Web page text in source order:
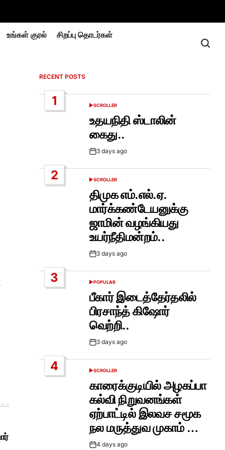
உங்கள் குரல் சிறப்பு தொடர்கள்
RECENT POSTS
1
POSTED
SCROLLER
உதயநிதி ஸ்டாலின்
கைது..
Post3 days ago
2
POSTED
SCROLLER
திமுக எம்.எல்.ஏ.
மார்க்கண்டேயனுக்கு
ஜாமின் வழங்கியது
உயர்நீதிமன்றம்..
Post3 days ago
3
POSTED
POPULAR
பீகார் இடைத்தேர்தலில்
பிரசாந்த் கிஷோர்
வெற்றி..
Post3 days ago
4
POSTED
SCROLLER
காரைக்குடியில் அழகப்பா
கல்வி நிறுவனங்கள்
ஏற்பாட்டில் இலவச சமூக
நல மருத்துவ முகாம் …
Post4 days ago